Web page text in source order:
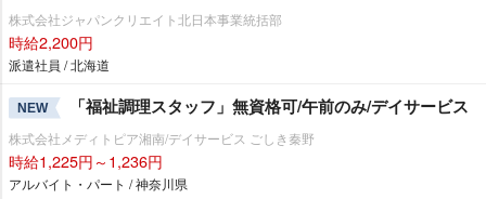
株式会社ジャパンクリエイト北日本事業統括部
時給2,200円
派遣社員 / 北海道
NEW 「福祉調理スタッフ」無資格可/午前のみ/デイサービス
株式会社メディトピア湘南/デイサービス ごしき秦野
時給1,225円～1,236円
アルバイト・パート / 神奈川県